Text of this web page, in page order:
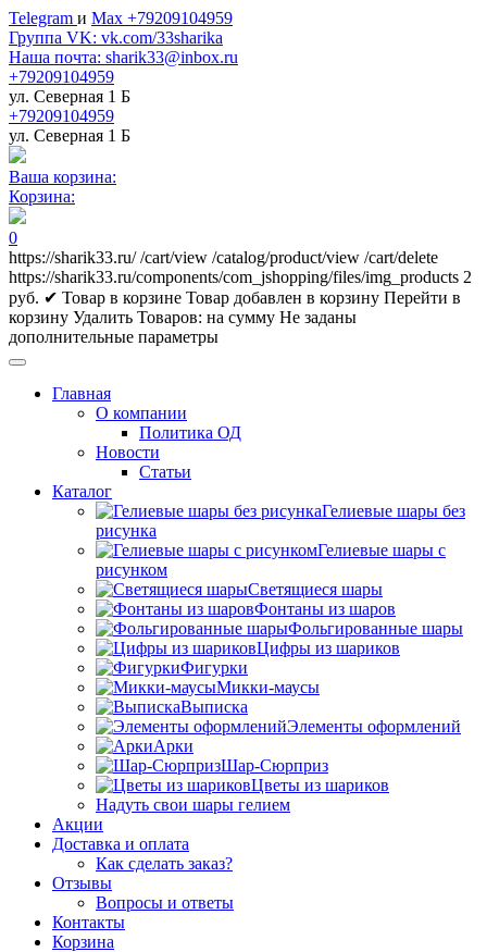
Telegram и Max +79209104959
Группа VK: vk.com/33sharika
Наша почта: sharik33@inbox.ru
+79209104959
ул. Северная 1 Б
+79209104959
ул. Северная 1 Б
Ваша корзина:
Корзина:
0
https://sharik33.ru/ /cart/view /catalog/product/view /cart/delete
https://sharik33.ru/components/com_jshopping/files/img_products 2
руб. ✔ Товар в корзине Товар добавлен в корзину Перейти в
корзину Удалить Товаров: на сумму Не заданы
дополнительные параметры
Главная
О компании
Политика ОД
Новости
Статьи
Каталог
Гелиевые шары без
рисунка
Гелиевые шары с
рисунком
Светящиеся шары
Фонтаны из шаров
Фольгированные шары
Цифры из шариков
Фигурки
Микки-маусы
Выписка
Элементы оформлений
Арки
Шар-Сюрприз
Цветы из шариков
Надуть свои шары гелием
Акции
Доставка и оплата
Как сделать заказ?
Отзывы
Вопросы и ответы
Контакты
Корзина